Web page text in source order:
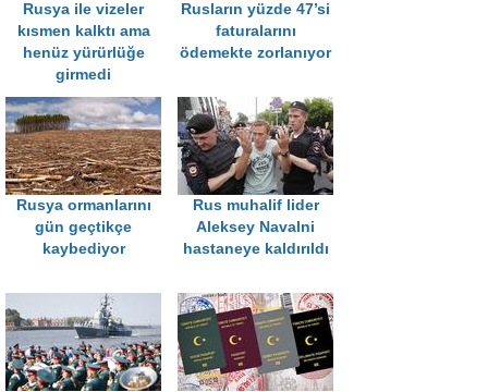
Rusya ile vizeler
kısmen kalktı ama
henüz yürürlüğe
girmedi
Rusların yüzde 47’si
faturalarını
ödemekte zorlanıyor
Rusya ormanlarını
gün geçtikçe
kaybediyor
Rus muhalif lider
Aleksey Navalni
hastaneye kaldırıldı